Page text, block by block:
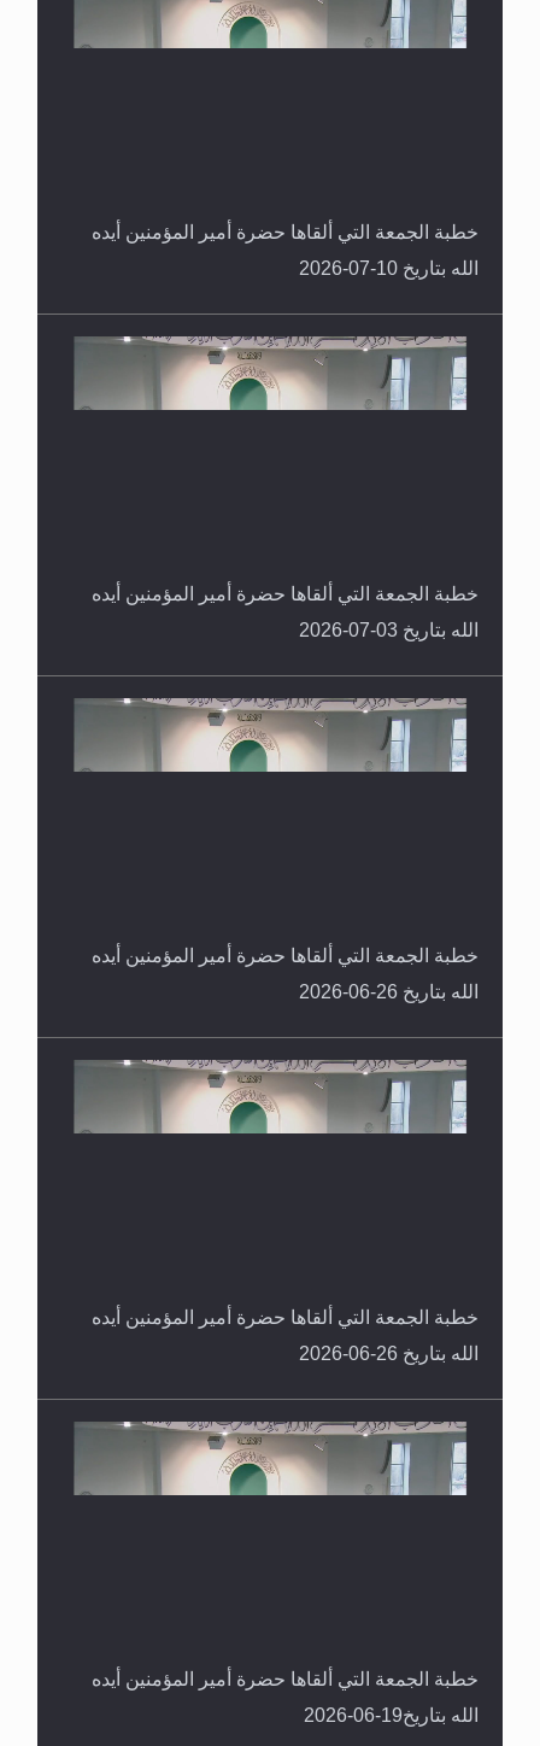
خطبة الجمعة التي ألقاها حضرة أمير المؤمنين أيده
الله بتاريخ 10-07-2026
خطبة الجمعة التي ألقاها حضرة أمير المؤمنين أيده
الله بتاريخ 03-07-2026
خطبة الجمعة التي ألقاها حضرة أمير المؤمنين أيده
الله بتاريخ 26-06-2026
خطبة الجمعة التي ألقاها حضرة أمير المؤمنين أيده
الله بتاريخ 26-06-2026
خطبة الجمعة التي ألقاها حضرة أمير المؤمنين أيده
الله بتاريخ19-06-2026